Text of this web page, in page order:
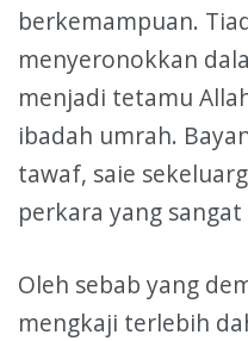
berkemampuan.
menyeronokkan
menjadi tetamu
ibadah umrah.
tawaf, saie
perkara yang
Oleh sebab yang
mengkaji terlebih